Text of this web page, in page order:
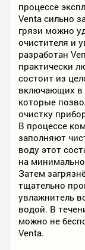
процессе
Venta сильно
грязи можно
очистителя и
разработан
практически
состоит из
включающих в
которые
очистку
В процессе
заполняют
воду этот
на
Затем
тщательно
увлажнитель
водой. В
можно не
Venta.